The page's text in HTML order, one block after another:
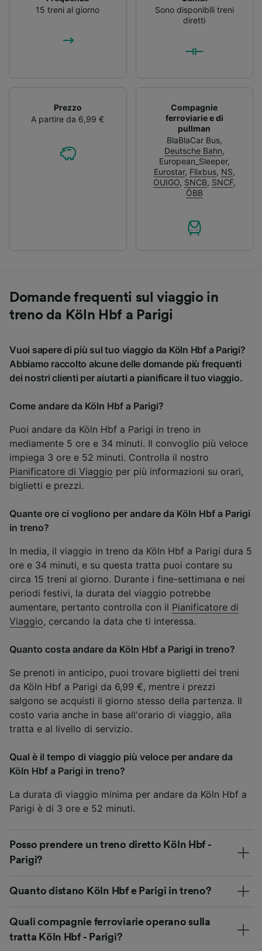
15 treni al giorno
Sono disponibili treni
diretti
Prezzo
A partire da 6,99 €
Compagnie
ferroviarie e di
pullman
BlaBlaCar Bus,
Deutsche Bahn,
European_Sleeper,
Eurostar, Flixbus, NS,
OUIGO, SNCB, SNCF,
ÖBB
Domande frequenti sul viaggio in
treno da Köln Hbf a Parigi
Vuoi sapere di più sul tuo viaggio da Köln Hbf a Parigi?
Abbiamo raccolto alcune delle domande più frequenti
dei nostri clienti per aiutarti a pianificare il tuo viaggio.
Come andare da Köln Hbf a Parigi?
Puoi andare da Köln Hbf a Parigi in treno in
mediamente 5 ore e 34 minuti. Il convoglio più veloce
impiega 3 ore e 52 minuti. Controlla il nostro
Pianificatore di Viaggio per più informazioni su orari,
biglietti e prezzi.
Quante ore ci vogliono per andare da Köln Hbf a Parigi
in treno?
In media, il viaggio in treno da Köln Hbf a Parigi dura 5
ore e 34 minuti, e su questa tratta puoi contare su
circa 15 treni al giorno. Durante i fine-settimana e nei
periodi festivi, la durata del viaggio potrebbe
aumentare, pertanto controlla con il Pianificatore di
Viaggio, cercando la data che ti interessa.
Quanto costa andare da Köln Hbf a Parigi in treno?
Se prenoti in anticipo, puoi trovare biglietti dei treni
da Köln Hbf a Parigi da 6,99 €, mentre i prezzi
salgono se acquisti il giorno stesso della partenza. Il
costo varia anche in base all'orario di viaggio, alla
tratta e al livello di servizio.
Qual è il tempo di viaggio più veloce per andare da
Köln Hbf a Parigi in treno?
La durata di viaggio minima per andare da Köln Hbf a
Parigi è di 3 ore e 52 minuti.
Posso prendere un treno diretto Köln Hbf -
Parigi?
Quanto distano Köln Hbf e Parigi in treno?
Quali compagnie ferroviarie operano sulla
tratta Köln Hbf - Parigi?